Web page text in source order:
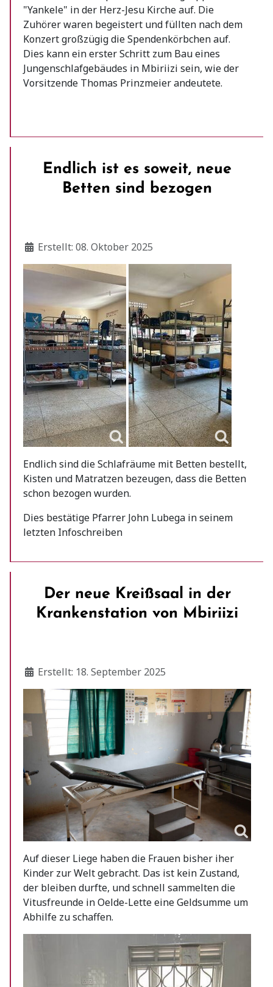
"Yankele" in der Herz-Jesu Kirche auf. Die
Zuhörer waren begeistert und füllten nach dem
Konzert großzügig die Spendenkörbchen auf.
Dies kann ein erster Schritt zum Bau eines
Jungenschlafgebäudes in Mbiriizi sein, wie der
Vorsitzende Thomas Prinzmeier andeutete.
Endlich ist es soweit, neue
Betten sind bezogen
Details
Erstellt: 08. Oktober 2025
Endlich sind die Schlafräume mit Betten bestellt,
Kisten und Matratzen bezeugen, dass die Betten
schon bezogen wurden.
Dies bestätige Pfarrer John Lubega in seinem
letzten Infoschreiben
Der neue Kreißsaal in der
Krankenstation von Mbiriizi
Details
Erstellt: 18. September 2025
Auf dieser Liege haben die Frauen bisher iher
Kinder zur Welt gebracht. Das ist kein Zustand,
der bleiben durfte, und schnell sammelten die
Vitusfreunde in Oelde-Lette eine Geldsumme um
Abhilfe zu schaffen.